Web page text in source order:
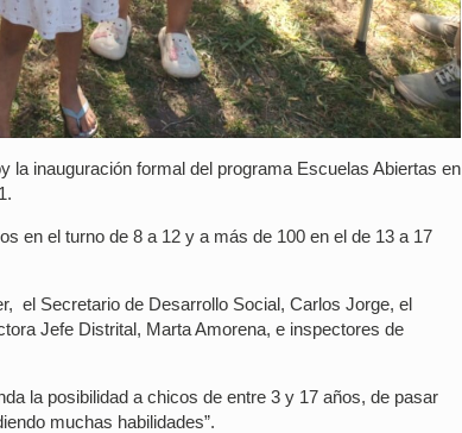
la inauguración formal del programa Escuelas Abiertas en
en el turno de 8 a 12 y a más de 100 en el de 13 a 17
el Secretario de Desarrollo Social, Carlos Jorge, el
Jefe Distrital, Marta Amorena, e inspectores de
la posibilidad a chicos de entre 3 y 17 años, de pasar
muchas habilidades”.